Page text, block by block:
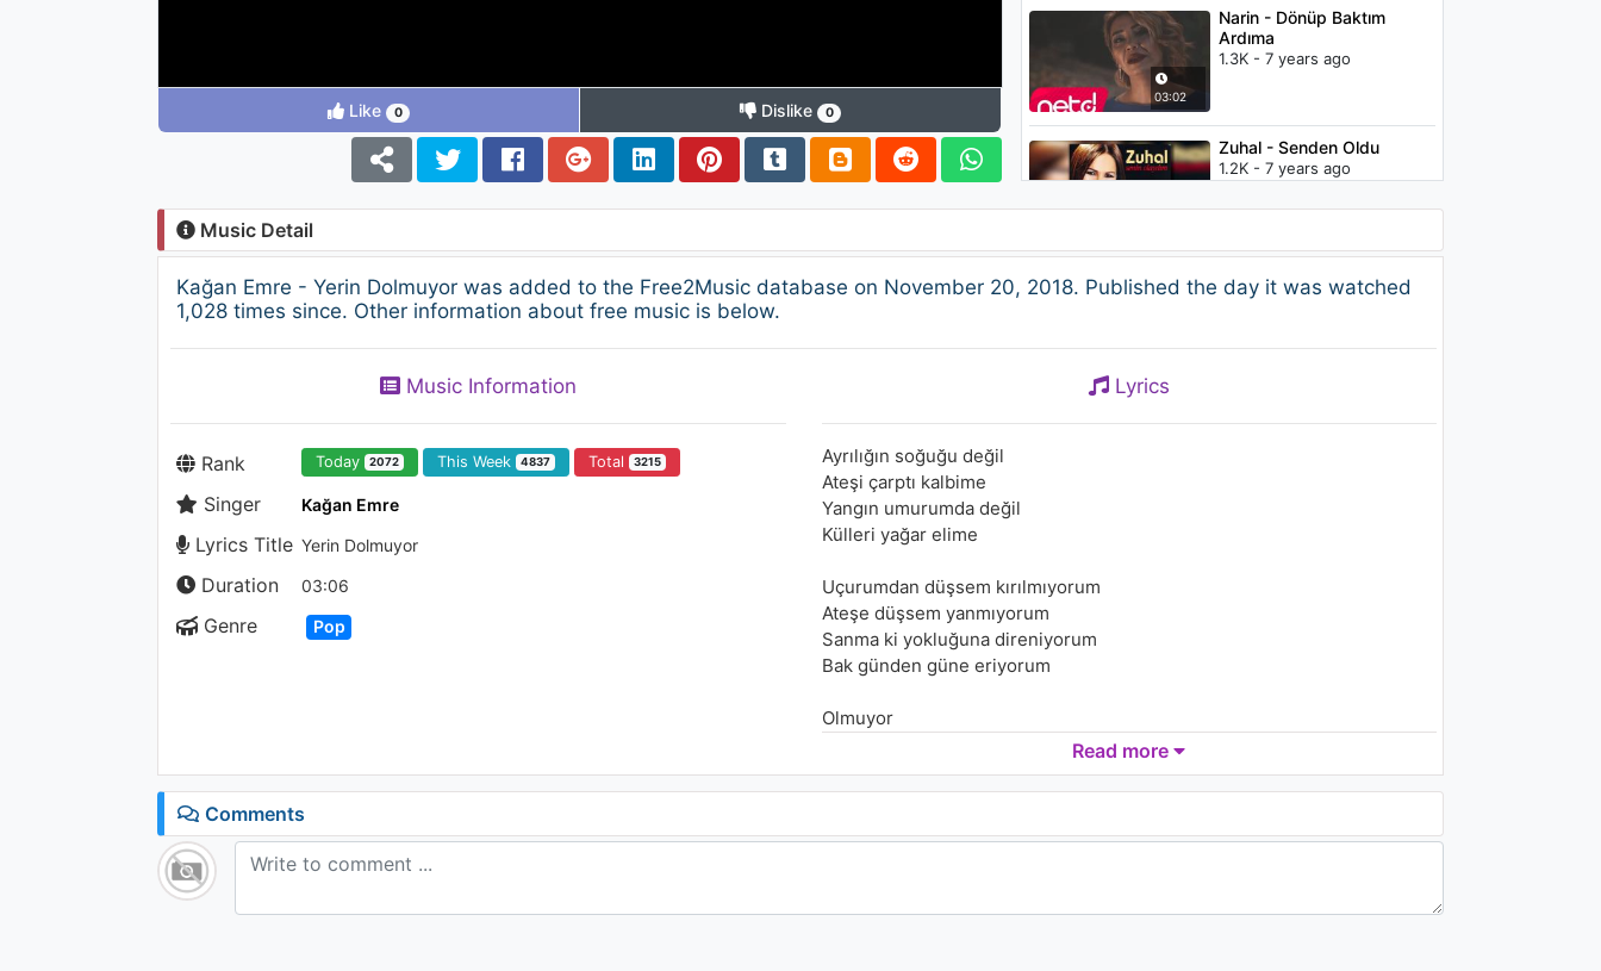
Like 0 Dislike 0
03:02
Narin - Dönüp Baktım
Ardıma
1.3K - 7 years ago
Zuhal - Senden Oldu
1.2K - 7 years ago
L-NARA və Xose - Gənclik
(Elnara feat. Hose - Genjlik)
Seçmiyor (feat. Mustafa
Music Detail
Kağan Emre - Yerin Dolmuyor was added to the Free2Music database on November 20, 2018. Published the day it was watched
1,028 times since. Other information about free music is below.
Music Information
Rank Today 2072 This Week 4837 Total 3215
Singer Kağan Emre
Lyrics Title Yerin Dolmuyor
Duration 03:06
Genre Pop
Lyrics
Ayrılığın soğuğu değil
Ateşi çarptı kalbime
Yangın umurumda değil
Külleri yağar elime
Uçurumdan düşsem kırılmıyorum
Ateşe düşsem yanmıyorum
Sanma ki yokluğuna direniyorum
Bak günden güne eriyorum
Olmuyor
Kalpten uzakta senden ırakta
Bir şeyler eksik yerin dolmuyor
Read more
Comments